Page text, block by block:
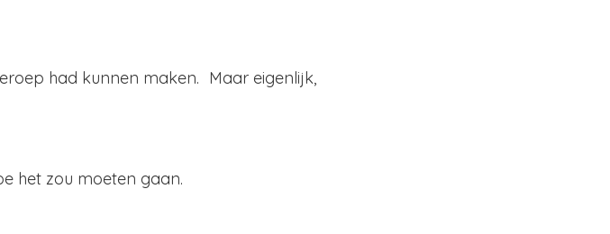
had kunnen maken. Maar eigenlijk,
het zou moeten gaan.